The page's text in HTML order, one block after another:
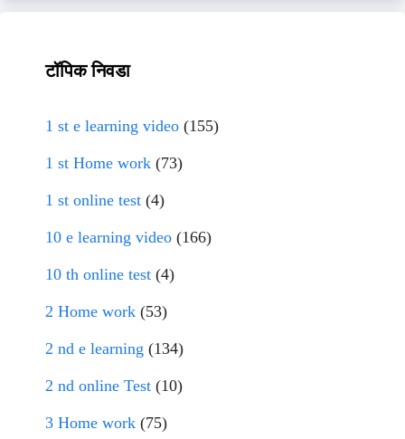
टॉपिक निवडा
1 st e learning video (155)
1 st Home work (73)
1 st online test (4)
10 e learning video (166)
10 th online test (4)
2 Home work (53)
2 nd e learning (134)
2 nd online Test (10)
3 Home work (75)